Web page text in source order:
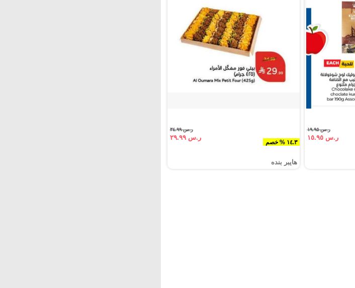
ر.س ١٩.٩٥
ر.س ١٥.٩٥
١٤.٣ % خصم
ر.س ٣٤.٩٩
ر.س ٢٩.٩٩
هايبر بنده